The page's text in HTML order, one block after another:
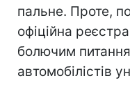
пальне. Проте,
офіційна
болючим
автомобілістів